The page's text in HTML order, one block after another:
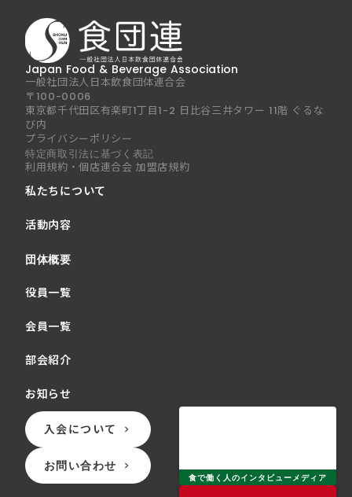
Japan Food & Beverage Association
一般社団法人日本飲食団体連合会
〒100-0006
東京都千代田区有楽町1丁目1-2 日比谷三井タワー 11階 ぐるな
び内
プライバシーポリシー
特定商取引法に基づく表記
利用規約・個店連合会 加盟店規約
私たちについて
活動内容
団体概要
役員一覧
会員一覧
部会紹介
お知らせ
入会について keyboard_arrow_right
お問い合わせ keyboard_arrow_right
食で働く人のインタビューメディア